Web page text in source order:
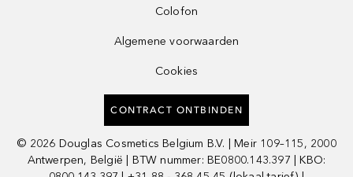
Colofon
Algemene voorwaarden
Cookies
CONTRACT ONTBINDEN
© 2026 Douglas Cosmetics Belgium B.V. | Meir 109–115, 2000
Antwerpen, België | BTW nummer: BE0800.143.397 | KBO: